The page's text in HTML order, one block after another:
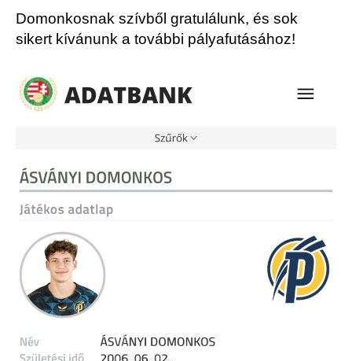
Domonkosnak szívből gratulálunk, és sok
sikert kívánunk a további pályafutásához!